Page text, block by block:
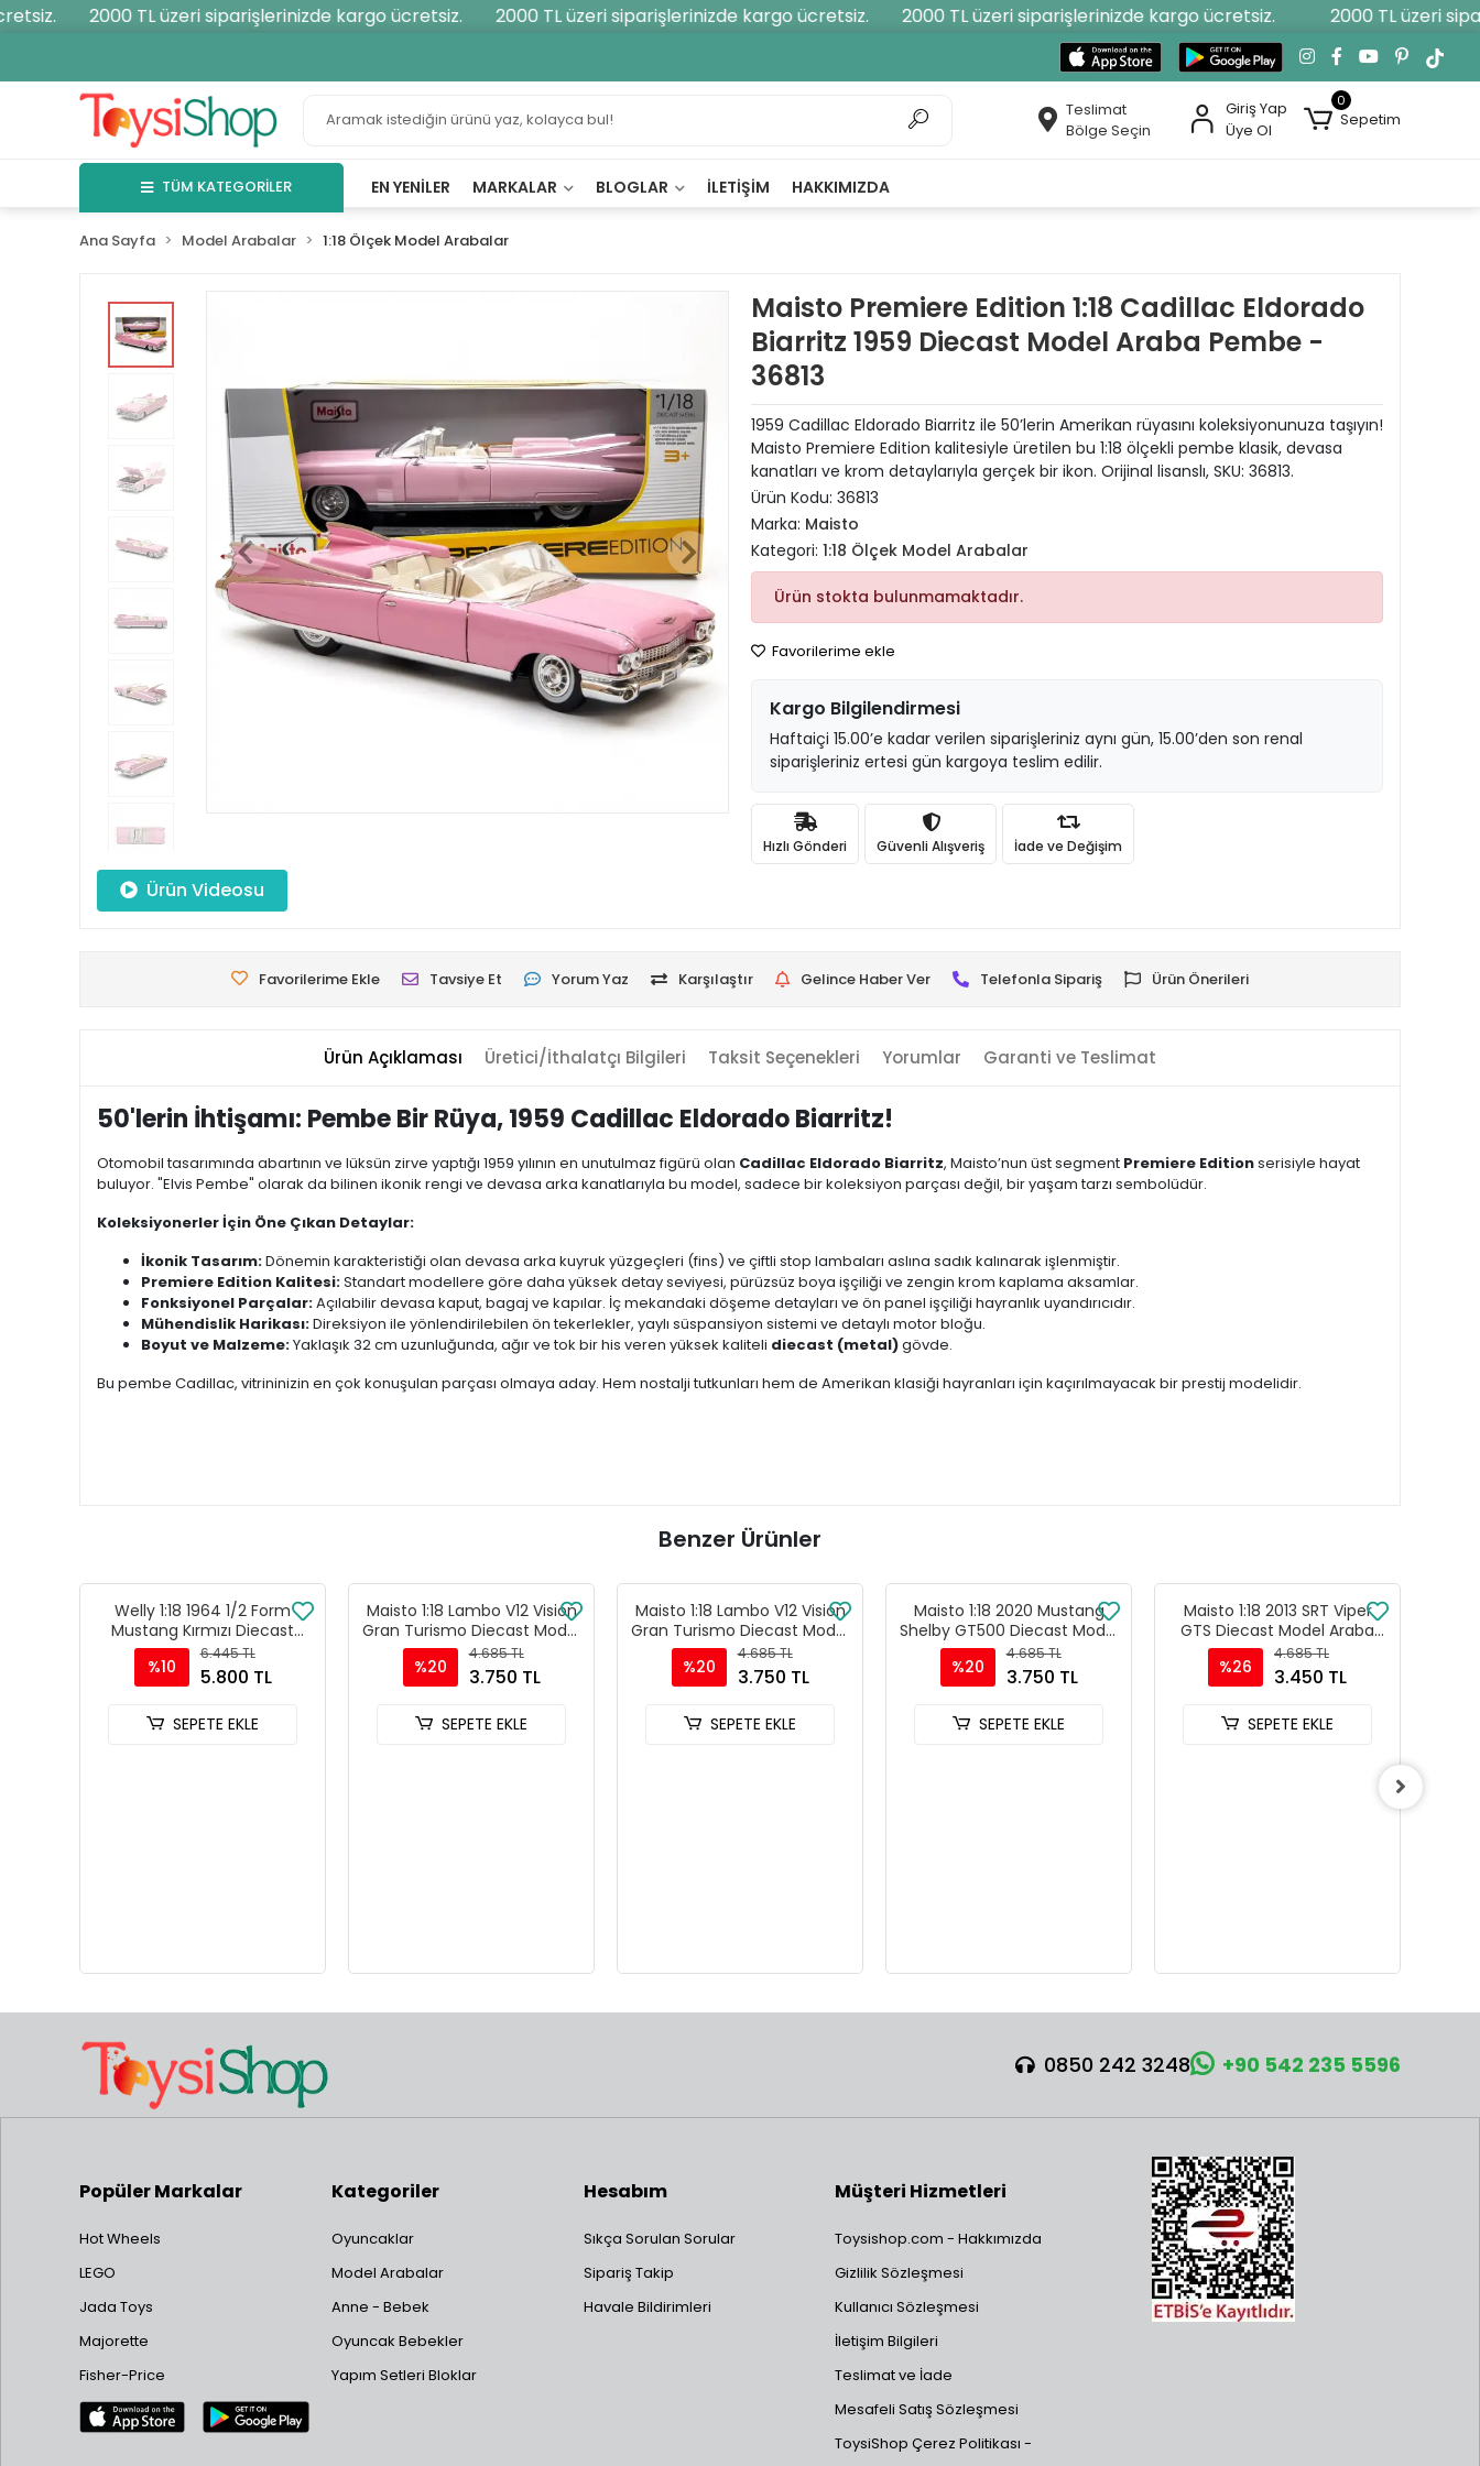
2000 TL üzeri siparişlerinizde kargo ücretsiz. 2000 TL üzeri siparişlerinizde kargo ücretsiz. 2000 TL üzeri siparişlerinizde kargo ücretsiz. 2000 TL üzeri
Teslimat
Bölge Seçin
Giriş Yap
Üye Ol
0
Sepetim
TÜM KATEGORİLER EN YENILER MARKALAR BLOGLAR İLETIŞIM HAKKIMIZDA
Ana Sayfa Model Arabalar 1:18 Ölçek Model Arabalar
Ürün Videosu
Maisto Premiere Edition 1:18 Cadillac Eldorado
Biarritz 1959 Diecast Model Araba Pembe -
36813
1959 Cadillac Eldorado Biarritz ile 50’lerin Amerikan rüyasını koleksiyonunuza taşıyın!
Maisto Premiere Edition kalitesiyle üretilen bu 1:18 ölçekli pembe klasik, devasa
kanatları ve krom detaylarıyla gerçek bir ikon. Orijinal lisanslı, SKU: 36813.
Ürün Kodu: 36813
Marka: Maisto
Kategori: 1:18 Ölçek Model Arabalar
Ürün stokta bulunmamaktadır.
Favorilerime ekle
Kargo Bilgilendirmesi
Haftaiçi 15.00’e kadar verilen siparişleriniz aynı gün, 15.00’den son renal
siparişleriniz ertesi gün kargoya teslim edilir.
Hızlı Gönderi Güvenli Alışveriş İade ve Değişim
Favorilerime Ekle Tavsiye Et Yorum Yaz Karşılaştır Gelince Haber Ver Telefonla Sipariş Ürün Önerileri
Ürün Açıklaması Üretici/İthalatçı Bilgileri Taksit Seçenekleri Yorumlar Garanti ve Teslimat
50'lerin İhtişamı: Pembe Bir Rüya, 1959 Cadillac Eldorado Biarritz!
Otomobil tasarımında abartının ve lüksün zirve yaptığı 1959 yılının en unutulmaz figürü olan Cadillac Eldorado Biarritz, Maisto’nun üst segment Premiere Editionserisiyle hayat
buluyor. "Elvis Pembe" olarak da bilinen ikonik rengi ve devasa arka kanatlarıyla bu model, sadece bir koleksiyon parçası değil, bir yaşam tarzı sembolüdür.
Koleksiyonerler İçin Öne Çıkan Detaylar:
İkonik Tasarım:Dönemin karakteristiği olan devasa arka kuyruk yüzgeçleri (fins) ve çiftli stop lambaları aslına sadık kalınarak işlenmiştir.
Premiere Edition Kalitesi:Standart modellere göre daha yüksek detay seviyesi, pürüzsüz boya işçiliği ve zengin krom kaplama aksamlar.
Fonksiyonel Parçalar:Açılabilir devasa kaput, bagaj ve kapılar. İç mekandaki döşeme detayları ve ön panel işçiliği hayranlık uyandırıcıdır.
Mühendislik Harikası:Direksiyon ile yönlendirilebilen ön tekerlekler, yaylı süspansiyon sistemi ve detaylı motor bloğu.
Boyut ve Malzeme:Yaklaşık 32 cm uzunluğunda, ağır ve tok bir his veren yüksek kaliteli diecast (metal)gövde.
Bu pembe Cadillac, vitrininizin en çok konuşulan parçası olmaya aday. Hem nostalji tutkunları hem de Amerikan klasiği hayranları için kaçırılmayacak bir prestij modelidir.
Benzer Ürünler
Welly 1:18 1964 1/2 Form
Mustang Kırmızı Diecast
Model Araba - 12519H-W
%10
6.445 TL
5.800 TL
SEPETE EKLE
Maisto 1:18 Lambo V12 Vision
Gran Turismo Diecast Model
Araba Turuncu - 36454
%20
4.685 TL
3.750 TL
SEPETE EKLE
Maisto 1:18 Lambo V12 Vision
Gran Turismo Diecast Model
Araba Yeşil - 36454
%20
4.685 TL
3.750 TL
SEPETE EKLE
Maisto 1:18 2020 Mustang
Shelby GT500 Diecast Model
Araba Mavi - 31388
%20
4.685 TL
3.750 TL
SEPETE EKLE
Maisto 1:18 2013 SRT Viper
GTS Diecast Model Araba
Kırmızı - 31128
%26
4.685 TL
3.450 TL
SEPETE EKLE
0850 242 3248 +90 542 235 5596
Popüler Markalar
Hot Wheels
LEGO
Jada Toys
Majorette
Fisher-Price
Kategoriler
Oyuncaklar
Model Arabalar
Anne - Bebek
Oyuncak Bebekler
Yapım Setleri Bloklar
Hesabım
Sıkça Sorulan Sorular
Sipariş Takip
Havale Bildirimleri
Müşteri Hizmetleri
Toysishop.com - Hakkımızda
Gizlilik Sözleşmesi
Kullanıcı Sözleşmesi
İletişim Bilgileri
Teslimat ve İade
Mesafeli Satış Sözleşmesi
ToysiShop Çerez Politikası -